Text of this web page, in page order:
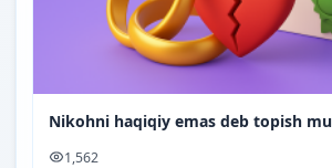
Nikohni haqiqiy emas deb topish
1,562